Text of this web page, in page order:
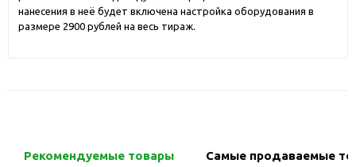
нанесения в неё будет включена настройка оборудования в
размере 2900 рублей на весь тираж.
Рекомендуемые товары Самые продаваемые